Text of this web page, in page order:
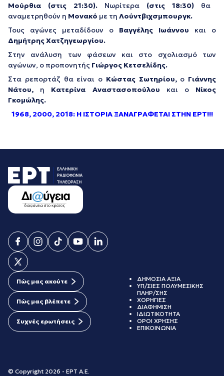
Μούρθια
(στις 21:30). Νωρίτερα (στις 18:30) θα
αναμετρηθούν η Μονακό με τη Λούντβιχσμπουργκ.
Τους αγώνες μεταδίδουν ο Βαγγέλης Ιωάννου και ο
Δημήτρης Χατζηγεωργίου.
Στην ανάλυση των φάσεων και στο σχολιασμό των
αγώνων, ο προπονητής Γιώργος Κετσελίδης.
Στα ρεπορτάζ θα είναι ο Κώστας Σωτηρίου,ο Γιάννης
Νάτου, η Κατερίνα Αναστασοπούλου και ο Νίκος
Γκομώλης.
1968, 2000, 2018: Η ΙΣΤΟΡΙΑ ΞΑΝΑΓΡΑΦΕΤΑΙ ΣΤΗΝ ΕΡΤ!!!
Πώς μας ακούτε
Πώς μας βλέπετε
Συχνές ερωτήσεις
© Copyright 2026 - ΕΡΤ Α.Ε.
ΔΗΜΟΣΙΑ ΑΞΙΑ
ΥΠ/ΣΙΕΣ ΠΟΛΥΜΕΣΙΚΗΣ
ΠΛΗΡ/ΣΗΣ
ΧΟΡΗΓΙΕΣ
ΔΙΑΦΗΜΙΣΗ
ΙΔΙΩΤΙΚΟΤΗΤΑ
ΟΡΟΙ ΧΡΗΣΗΣ
ΕΠΙΚΟΙΝΩΝΙΑ